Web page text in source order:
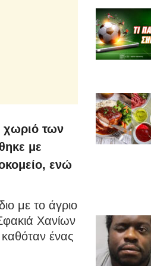
χωριό των
με
ενώ
με το άγριο
Χανίων
ένας